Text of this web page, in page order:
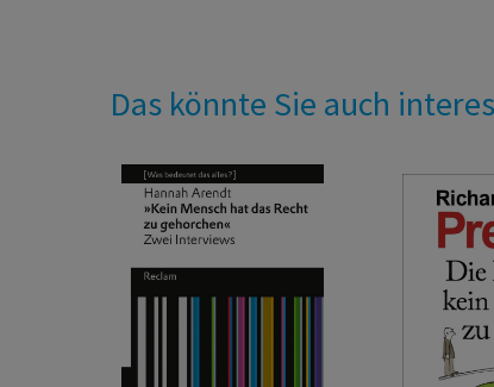
Das könnte Sie auch